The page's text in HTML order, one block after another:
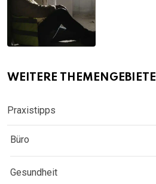
WEITERE THEMENGEBIETE
Praxistipps
Büro
Gesundheit